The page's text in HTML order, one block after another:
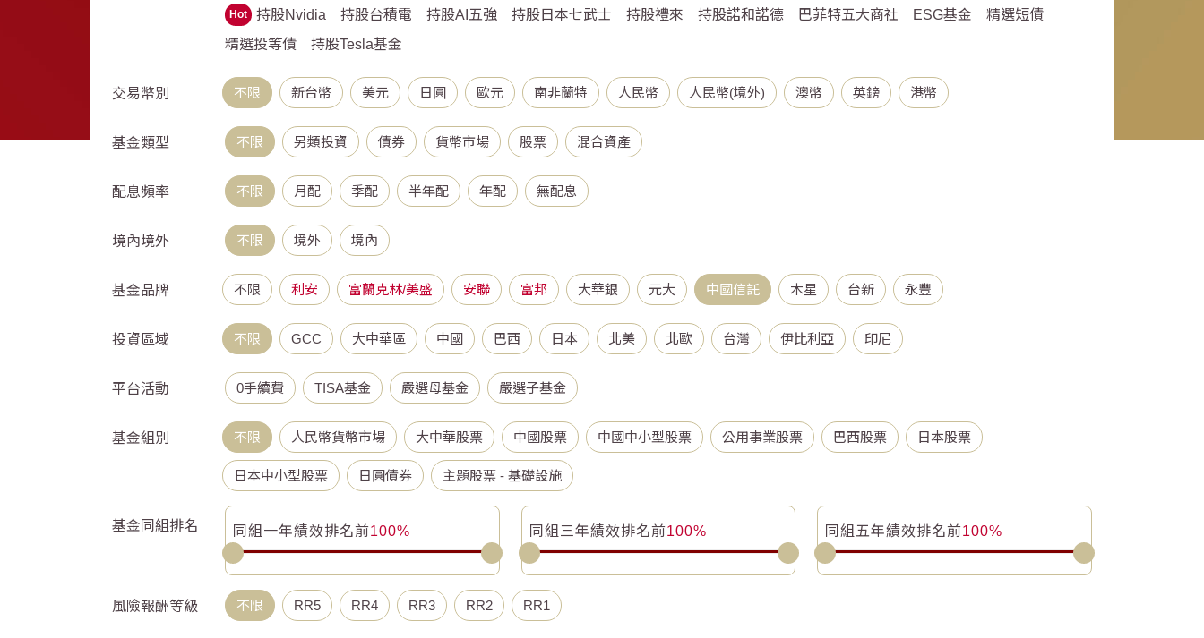
Hot 持股Nvidia 持股台積電 持股AI五強 持股日本七武士 持股禮來 持股諾和諾德 巴菲特五大商社 ESG基金
精選短債
精選投等債
持股Tesla基金
交易幣別 不限 新台幣 美元 日圓 歐元 南非蘭特 人民幣 人民幣(境外) 澳幣 英鎊 港幣
基金類型 不限 另類投資 債券 貨幣市場 股票 混合資產
配息頻率 不限 月配 季配 半年配 年配 無配息
境內境外 不限 境外 境內
基金品牌 不限 利安 富蘭克林/美盛 安聯 富邦 大華銀 元大 中國信託 木星 台新 永豐
投資區域 不限 GCC 大中華區 中國 巴西 日本 北美 北歐 台灣 伊比利亞 印尼
平台活動 0手續費 TISA基金 嚴選母基金 嚴選子基金
基金組別 不限 人民幣貨幣市場 大中華股票 中國股票 中國中小型股票 公用事業股票 巴西股票 日本股票
日本中小型股票 日圓債券 主題股票 - 基礎設施
基金同組排名 同組一年績效排名前100% 同組三年績效排名前100% 同組五年績效排名前100%
風險報酬等級 不限 RR5 RR4 RR3 RR2 RR1